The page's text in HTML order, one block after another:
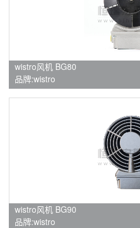
wistro风机 BG80
品牌:wistro
wistro风机 BG90
品牌:wistro